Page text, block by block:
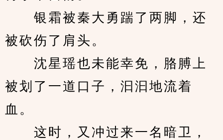
银霜被秦大勇踹了两脚，还
被砍伤了肩头。
沈星瑶也未能幸免，胳膊上
被划了一道口子，汩汩地流着
血。
这时，又冲过来一名暗卫，